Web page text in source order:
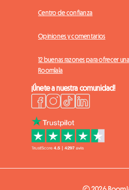
Centro de confianza
Opiniones y comentarios
12 buenas razones para ofrecer
Roomlala
¡Únete a nuestra comunidad!